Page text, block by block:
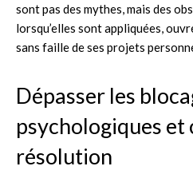
sont pas des mythes, mais des
lorsqu’elles sont appliquées,
sans faille de ses projets
Dépasser les
psychologiques et
résolution